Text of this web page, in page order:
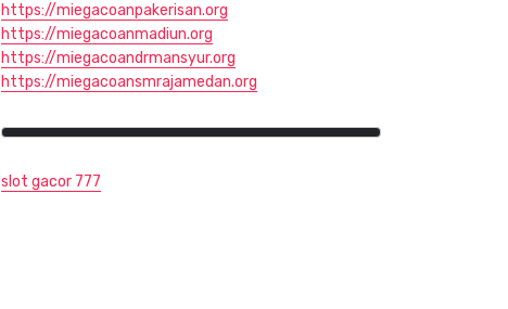
https://miegacoanpakerisan.org
https://miegacoanmadiun.org
https://miegacoandrmansyur.org
https://miegacoansmrajamedan.org
slot gacor 777